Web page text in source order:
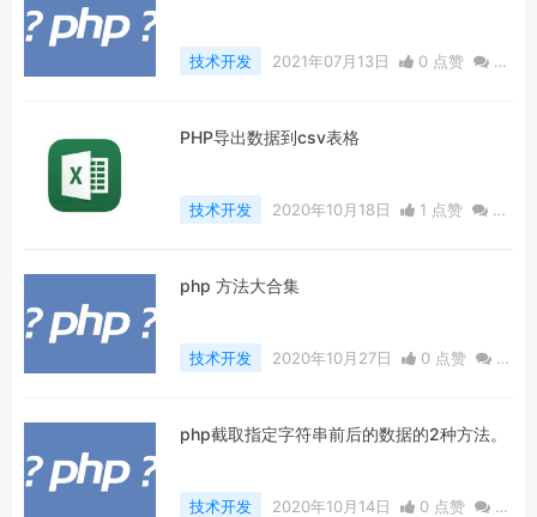
技术开发 2021年07月13日 0 点赞
0
PHP导出数据到csv表格
技术开发 2020年10月18日 1 点赞
0
php 方法大合集
技术开发 2020年10月27日 0 点赞
0
php截取指定字符串前后的数据的2种方法。
技术开发 2020年10月14日 0 点赞
0